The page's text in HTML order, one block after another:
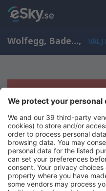
Wolfegg, Baden-Wurttemberg, Tyskland,
Tyvärr, inga
Försök att söka med andra